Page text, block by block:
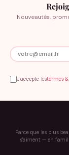
Nouveautés,
J'accepte lestermes
Parce que les plus
s'aiment — en